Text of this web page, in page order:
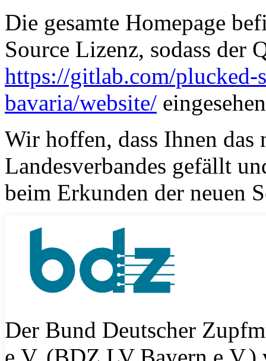
Die gesamte Homepage
Source Lizenz, sodass der
https://gitlab.com/plucked-
bavaria/website/
Wir hoffen, dass Ihnen das
Landesverbandes gefällt
beim Erkunden der neuen
Der Bund Deutscher